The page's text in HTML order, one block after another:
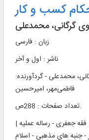
کسب و کار
گرگانی، محمدعلی
زبان : فارسی
ناشر : اول و آخر
محمدعلی - گردآورنده:
فاطمی‌مهر، امیرحسین
تعداد صفحات : 288ص.
جعفری - رساله عملیه |